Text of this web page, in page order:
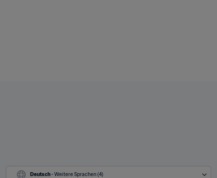
Deutsch - Weitere Sprachen (4)